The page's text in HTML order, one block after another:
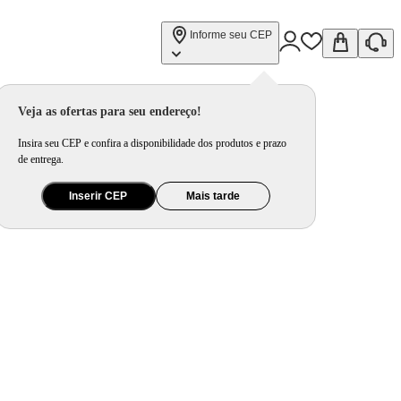
Informe seu CEP
Veja as ofertas para seu endereço!
Insira seu CEP e confira a disponibilidade dos produtos e prazo
de entrega.
Inserir CEP Mais tarde